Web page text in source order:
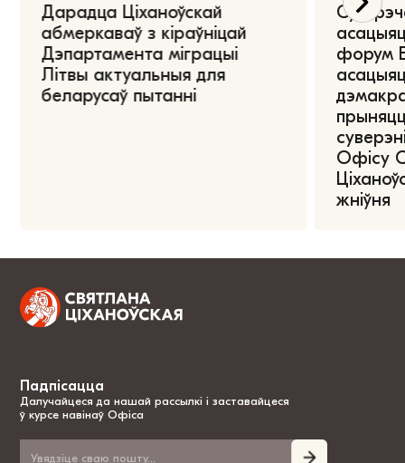
Дарадца Ціханоўскай
абмеркаваў з кіраўніцай
Дэпартамента міграцыі
Літвы актуальныя для
беларусаў пытанні
форум
Офісу
жніўня
Падпісацца
Далучайцеся да нашай рассылкі і заставайцеся
ў курсе навінаў Офіса